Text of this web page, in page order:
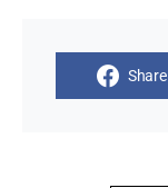
Share